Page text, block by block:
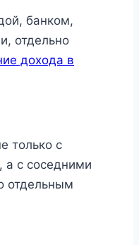
банком,
отдельно
дохода в
только с
а с соседними
отдельным